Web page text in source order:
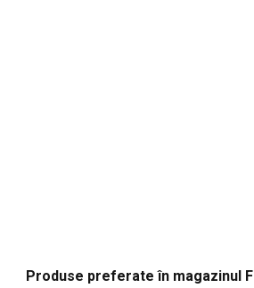
Produse preferate în magazinul